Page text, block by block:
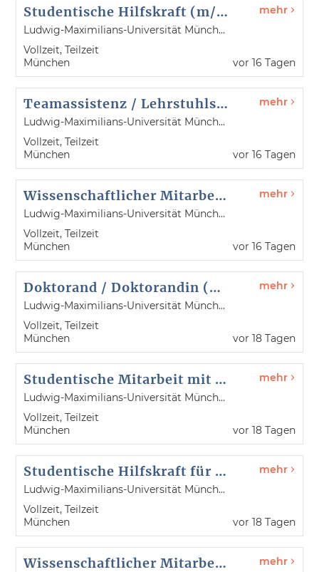
Studentische Hilfskraft (m/w/d)
Ludwig-Maximilians-Universität München
Vollzeit, Teilzeit
München
mehr
vor 16 Tagen
Teamassistenz / Lehrstuhlsekretariat (m/w/d)
Ludwig-Maximilians-Universität München
Vollzeit, Teilzeit
München
mehr
vor 16 Tagen
Wissenschaftlicher Mitarbeiter / Wissenschaftliche Mitarbeiterin (m/w/d)
Ludwig-Maximilians-Universität München
Vollzeit, Teilzeit
München
mehr
vor 16 Tagen
Doktorand / Doktorandin (m/w/d)
Ludwig-Maximilians-Universität München
Vollzeit, Teilzeit
München
mehr
vor 18 Tagen
Studentische Mitarbeit mit DTP-Software-Erfahrung (m/w/d)
Ludwig-Maximilians-Universität München
Vollzeit, Teilzeit
München
mehr
vor 18 Tagen
Studentische Hilfskraft für die Englisch-Abteilung des Sprachenzentrums (m/w/d)
Ludwig-Maximilians-Universität München
Vollzeit, Teilzeit
München
mehr
vor 18 Tagen
Wissenschaftlicher Mitarbeiter / Wissenschaftliche Mitarbeiterin (m/w/d) mehr